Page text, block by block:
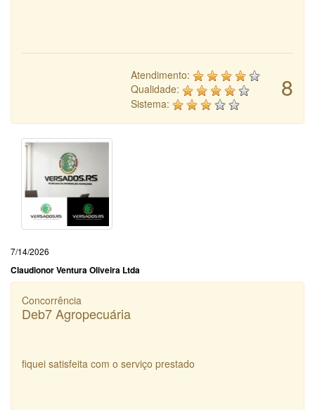
8
Atendimento:
Qualidade:
Sistema:
7/14/2026
Claudionor Ventura Oliveira Ltda
Concorrência
Deb7 Agropecuária
fiquei satisfeita com o serviço prestado